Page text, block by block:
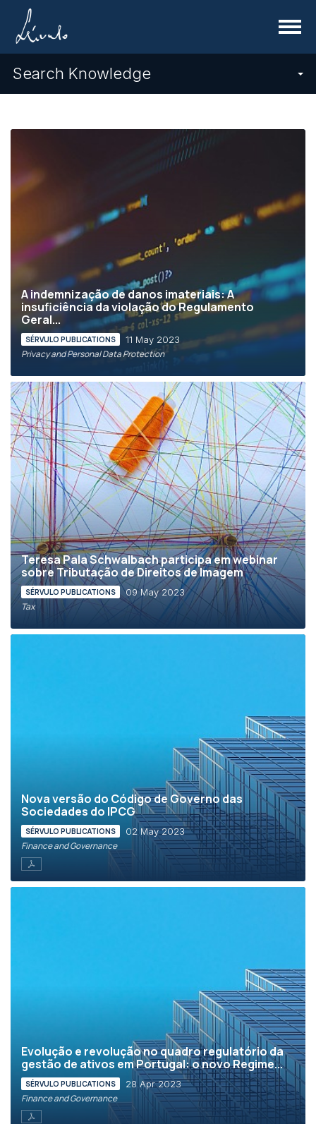
Menu
Search Knowledge
A indemnização de danos imateriais: A
insuficiência da violação do Regulamento
Geral...
SÉRVULO PUBLICATIONS 11 May 2023
Privacy and Personal Data Protection
Teresa Pala Schwalbach participa em webinar
sobre Tributação de Direitos de Imagem
SÉRVULO PUBLICATIONS 09 May 2023
Tax
Nova versão do Código de Governo das
Sociedades do IPCG
SÉRVULO PUBLICATIONS 02 May 2023
Finance and Governance
Evolução e revolução no quadro regulatório da
gestão de ativos em Portugal: o novo Regime...
SÉRVULO PUBLICATIONS 28 Apr 2023
Finance and Governance